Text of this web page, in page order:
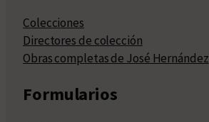
Colecciones
Directores de colección
Obras completas de José Hernández
Formularios